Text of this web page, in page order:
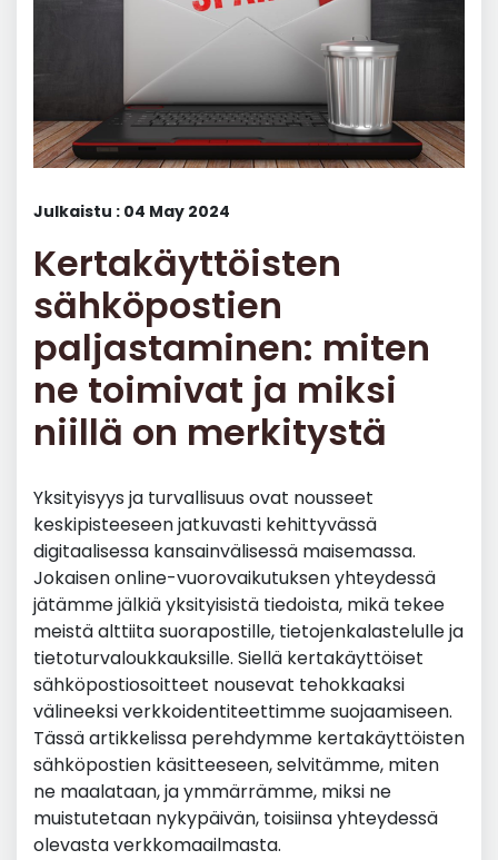
Julkaistu : 04 May 2024
Kertakäyttöisten
sähköpostien
paljastaminen: miten
ne toimivat ja miksi
niillä on merkitystä
Yksityisyys ja turvallisuus ovat nousseet
keskipisteeseen jatkuvasti kehittyvässä
digitaalisessa kansainvälisessä maisemassa.
Jokaisen online-vuorovaikutuksen yhteydessä
jätämme jälkiä yksityisistä tiedoista, mikä tekee
meistä alttiita suorapostille, tietojenkalastelulle ja
tietoturvaloukkauksille. Siellä kertakäyttöiset
sähköpostiosoitteet nousevat tehokkaaksi
välineeksi verkkoidentiteettimme suojaamiseen.
Tässä artikkelissa perehdymme kertakäyttöisten
sähköpostien käsitteeseen, selvitämme, miten
ne maalataan, ja ymmärrämme, miksi ne
muistutetaan nykypäivän, toisiinsa yhteydessä
olevasta verkkomaailmasta.